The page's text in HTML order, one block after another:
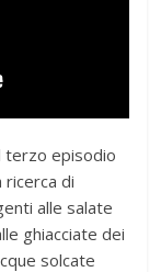
terzo episodio
ricerca di
alle salate
ghiacciate dei
solcate